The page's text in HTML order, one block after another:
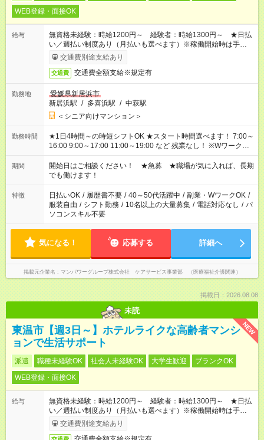
WEB登録・面接OK
給与
無資格未経験：時給1200円～ 経験者：時給1300円～ ★日払
い／週払い制度あり（月払いも選べます）※稼働開始時は手続き
完了次第のお支払いとなります。
交通費別途支給あり
交通費 交通費全額支給※規定有
勤務地
愛媛県新居浜市
新居浜駅 / 多喜浜駅 / 中萩駅
＜シニア向けマンション＞
勤務時間
★1日4時間～の時短シフトOK ★スタート時間選べます！ 7:00～
16:00 9:00～17:00 11:00～19:00 など 残業なし！ ※Wワークの
場合、他のお仕事と合わせ週40時間超の就業はご案内できませ
ん ※法令に基づき、週20時間以上勤務は社会保険への加入対象
となります ※労働者派遣法（日雇い派遣の原則禁止）により、
短時間・短期間の就業はご案内が難しい場合があります
期間
開始日はご相談ください！ ★急募 ★職場が気に入れば、長期
でも働けます！
特徴 日払いOK / 履歴書不要 / 40～50代活躍中 / 副業・WワークOK /
服装自由 / シフト勤務 / 10名以上の大量募集 / 電話対応なし / パ
ソコンスキル不要
気になる！ 応募する 詳細へ
掲載元企業名 マンパワーグループ株式会社 ケアサービス事業部 （医療福祉介護関連）
掲載日：2026.08.08
未読
NEW
東温市【週3日～】ホテルライクな高齢者マンシ
ョンで生活サポート
派遣 職種未経験OK 社会人未経験OK 大学生歓迎
ブランクOK
WEB登録・面接OK
給与
無資格未経験：時給1200円～ 経験者：時給1300円～ ★日払
い／週払い制度あり（月払いも選べます）※稼働開始時は手続き
完了次第のお支払いとなります。
交通費別途支給あり